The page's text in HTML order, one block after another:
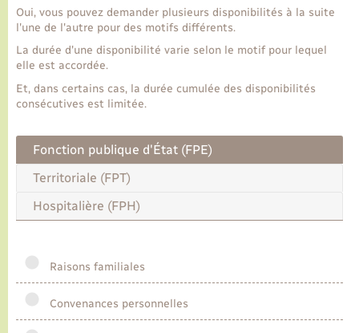
Histoire et patrimoine
L’intercommunalité
Numérique et services - accompagnement
Transports
Voirie et espace public
Oui, vous pouvez demander plusieurs disponibilités à la suite
l'une de l'autre pour des motifs différents.
La durée d'une disponibilité varie selon le motif pour lequel
elle est accordée.
Et, dans certains cas, la durée cumulée des disponibilités
consécutives est limitée.
Fonction publique d'État (FPE)
Territoriale (FPT)
Hospitalière (FPH)
Raisons familiales
Convenances personnelles